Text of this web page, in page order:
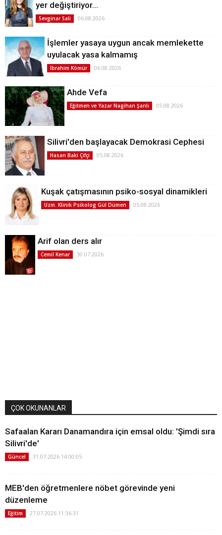
yer değiştiriyor…
Sevginar Sali 06.08.2026
İşlemler yasaya uygun ancak memlekette
uyulacak yasa kalmamış
İbrahim Kömür 06.08.2026
Ahde Vefa
Eğitmen ve Yazar Nagihan Şanlı 05.08.2026
Silivri'den başlayacak Demokrasi Cephesi
Hasan Baki Çifçi 05.08.2026
Kuşak çatışmasının psiko-sosyal dinamikleri
Uzm. Klinik Psikolog Gül Dümen 05.08.2026
Arif olan ders alır
Cemil Kenar 30.07.2026
ÇOK OKUNANLAR
Safaalan Kararı Danamandıra için emsal oldu: 'Şimdi sıra
Silivri'de'
Güncel 31.07.2026 14:00:05
MEB'den öğretmenlere nöbet görevinde yeni
düzenleme
Eğitim 27.07.2026 11:36:31